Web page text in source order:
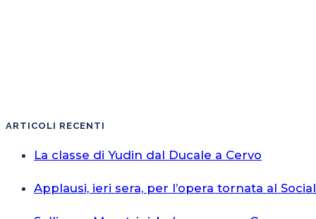
ARTICOLI RECENTI
La classe di Yudin dal Ducale a Cervo
Applausi, ieri sera, per l’opera tornata al